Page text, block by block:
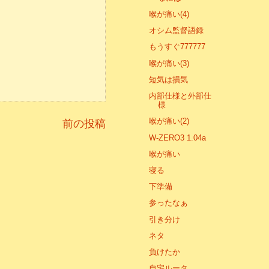
前の投稿
喉が痛い(4)
オシム監督語録
もうすぐ777777
喉が痛い(3)
短気は損気
内部仕様と外部仕
様
喉が痛い(2)
W-ZERO3 1.04a
喉が痛い
寝る
下準備
参ったなぁ
引き分け
ネタ
負けたか